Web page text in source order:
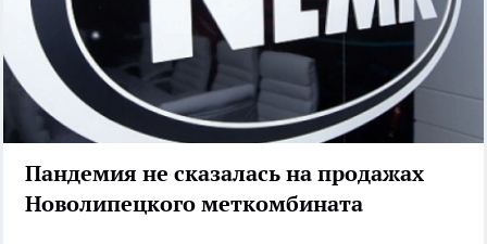
Пандемия не сказалась на продажах
Новолипецкого меткомбината